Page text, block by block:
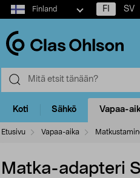
Select
market
Finland FI SV
Koti Sähkö Vapaa-
Etusivu Vapaa-aika
Matka-adapteri